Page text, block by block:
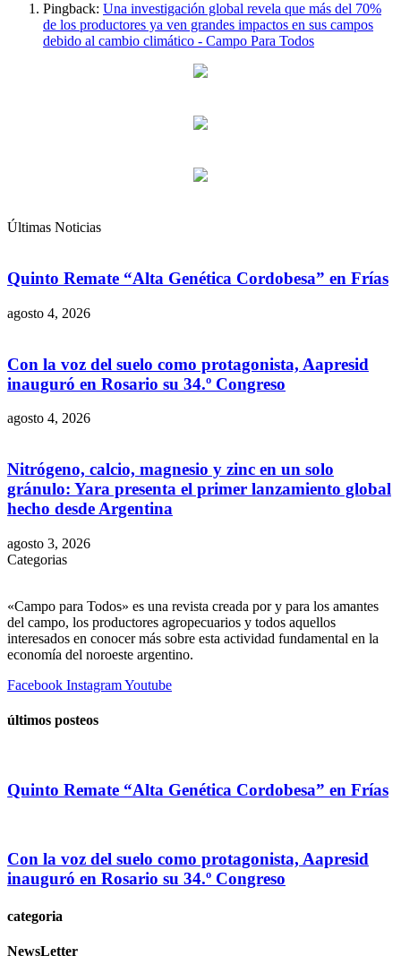
Pingback: Una investigación global revela que más del 70%
de los productores ya ven grandes impactos en sus campos
debido al cambio climático - Campo Para Todos
Últimas Noticias
Quinto Remate “Alta Genética Cordobesa” en Frías
agosto 4, 2026
Con la voz del suelo como protagonista, Aapresid
inauguró en Rosario su 34.º Congreso
agosto 4, 2026
Nitrógeno, calcio, magnesio y zinc en un solo
gránulo: Yara presenta el primer lanzamiento global
hecho desde Argentina
agosto 3, 2026
Categorias
«Campo para Todos» es una revista creada por y para los amantes
del campo, los productores agropecuarios y todos aquellos
interesados en conocer más sobre esta actividad fundamental en la
economía del noroeste argentino.
Facebook InstagramYoutube
últimos posteos
Quinto Remate “Alta Genética Cordobesa” en Frías
Con la voz del suelo como protagonista, Aapresid
inauguró en Rosario su 34.º Congreso
categoria
NewsLetter